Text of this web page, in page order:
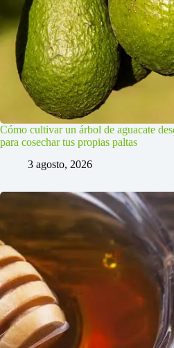
Cómo cultivar un árbol de aguacate
para cosechar tus propias paltas
3 agosto, 2026